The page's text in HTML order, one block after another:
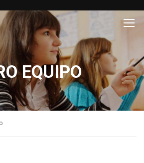
EQUIPO